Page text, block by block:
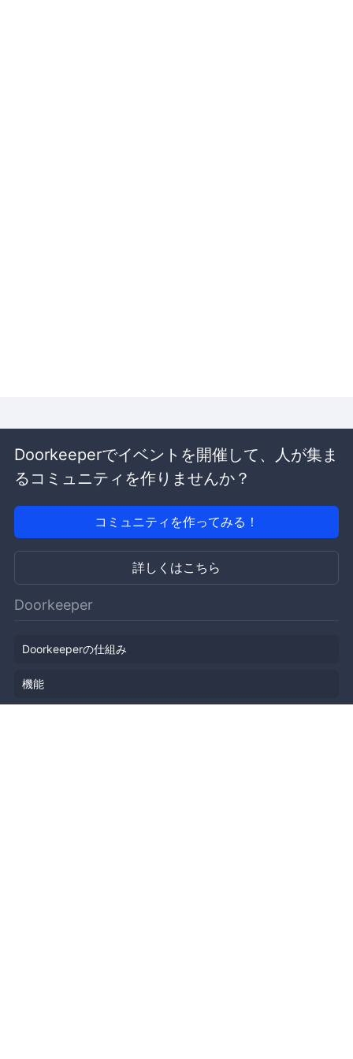
Doorkeeperでイベントを開催して、人が集ま
るコミュニティを作りませんか？
コミュニティを作ってみる！
詳しくはこちら
Doorkeeper
Doorkeeperの仕組み
機能